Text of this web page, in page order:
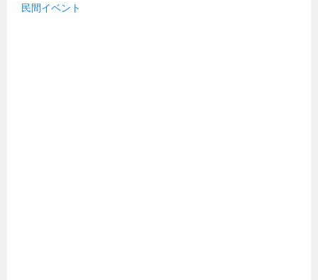
民間イベント